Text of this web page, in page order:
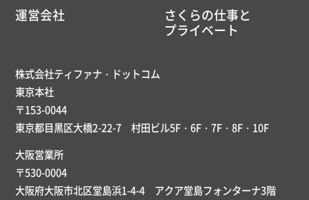
運営会社
さくらの仕事と
プライベート
株式会社ティファナ・ドットコム
東京本社
〒153-0044
東京都目黒区大橋2-22-7 村田ビル5F・6F・7F・8F・10F
大阪営業所
〒530-0004
大阪府大阪市北区堂島浜1-4-4 アクア堂島フォンターナ3階